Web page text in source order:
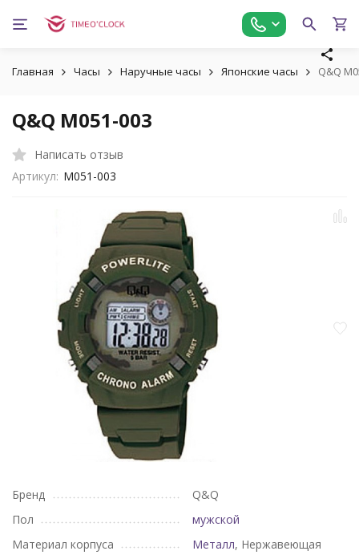
Главная Часы Наручные часы Японские часы Q&Q
Q&Q M051-003
Написать отзыв
Артикул: M051-003
Бренд
Q&Q
Пол
мужской
Материал корпуса
Металл, Нержавеющая